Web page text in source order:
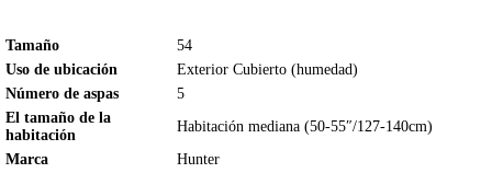
Tamaño
54
Uso de ubicación
Exterior Cubierto (humedad)
Número de aspas
5
El tamaño de la
habitación
Habitación mediana (50-55″/127-140cm)
Marca
Hunter